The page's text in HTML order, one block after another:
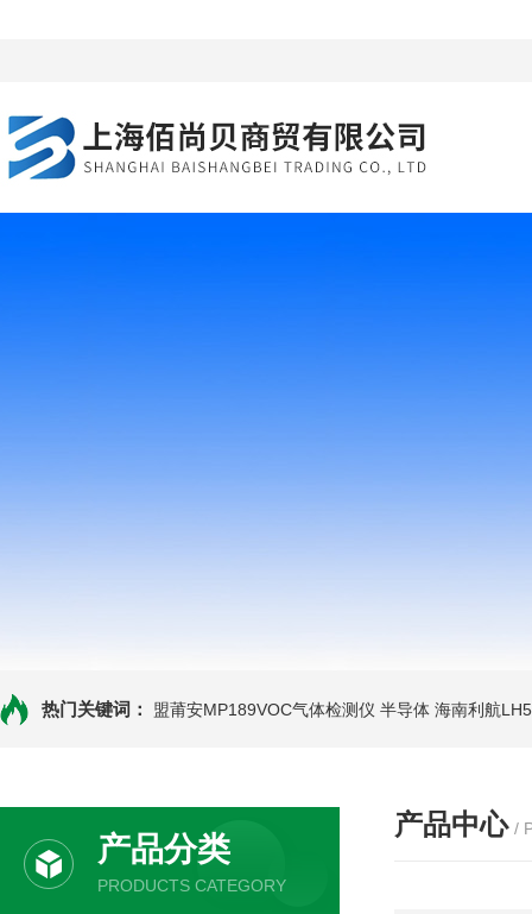
热门关键词： 盟莆安MP189VOC气体检测仪 半导体 海南利航
产品分类
PRODUCTS CATEGORY
产品中心 /